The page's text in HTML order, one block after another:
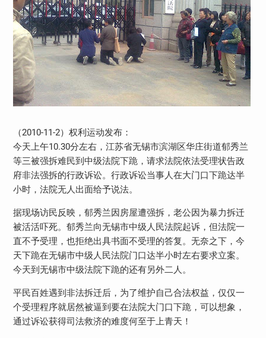
（2010-11-2）权利运动发布：
今天上午10.30分左右，江苏省无锡市滨湖区华庄街道郁秀兰
等三被强拆难民到中级法院下跪，请求法院依法受理状告政
府非法强拆的行政诉讼。行政诉讼当事人在大门口下跪达半
小时，法院无人出面给予说法。
据现场访民反映，郁秀兰因房屋遭强拆，老公因为暴力拆迁
被活活吓死。郁秀兰向无锡市中级人民法院起诉，但法院一
直不予受理，也拒绝出具书面不受理的答复。无奈之下，今
天下跪在无锡市中级人民法院门口达半小时左右要求立案。
今天到无锡市中级法院下跪的还有另外二人。
平民百姓遇到非法拆迁后，为了维护自己合法权益，仅仅一
个受理程序就居然被逼到要在法院大门口下跪，可以想象，
通过诉讼获得司法救济的难度何至于上青天！